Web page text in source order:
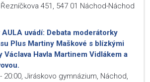
451, 547 01 Náchod-Náchod
uvádí: Debata moderátorky
Plus Martiny Maškové s blízkými
Václava Havla Martinem Vidlákem a
- 20:00, Jiráskovo gymnázium, Náchod,